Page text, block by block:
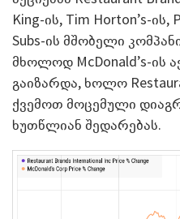
King-ის, Tim Horton’s-ის,
Subs-ის მშობელი
მხოლოდ McDonald’s-ის
გაიზარდა, ხოლო
ქვემოთ მოცემული
ხუთწლიან შედარებას.